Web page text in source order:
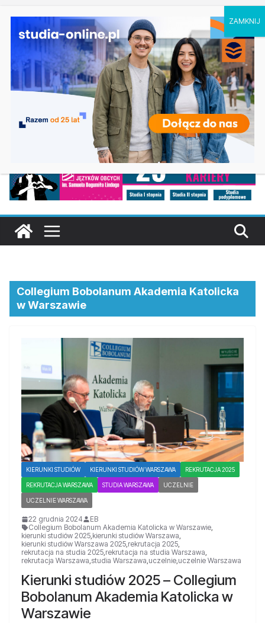
Ostatnie wpisy: Geografia w Gdańsku
Ratownictwo medyczne w Olsztynie
Logistyka w Koszalinie
Informatyka w Nysie
Filozofia w Szczecinie
Collegium Bobolanum Akademia Katolicka
w Warszawie
KIERUNKI STUDIÓW KIERUNKI STUDIÓW WARSZAWA REKRUTACJA 2025
REKRUTACJA WARSZAWA STUDIA WARSZAWA UCZELNIE
UCZELNIE WARSZAWA
22 grudnia 2024
EB
Collegium Bobolanum Akademia Katolicka w Warszawie,
kierunki studiów 2025,kierunki studiów Warszawa,
kierunki studiów Warszawa 2025,rekrutacja 2025,
rekrutacja na studia 2025,rekrutacja na studia Warszawa,
rekrutacja Warszawa,studia Warszawa,uczelnie,uczelnie Warszawa
Kierunki studiów 2025 – Collegium
Bobolanum Akademia Katolicka w
Warszawie